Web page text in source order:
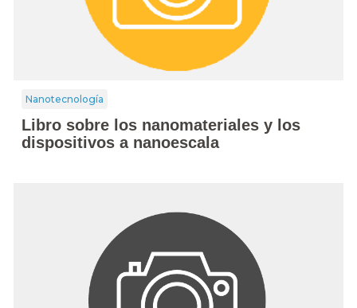
Nanotecnología
Libro sobre los nanomateriales y los
dispositivos a nanoescala